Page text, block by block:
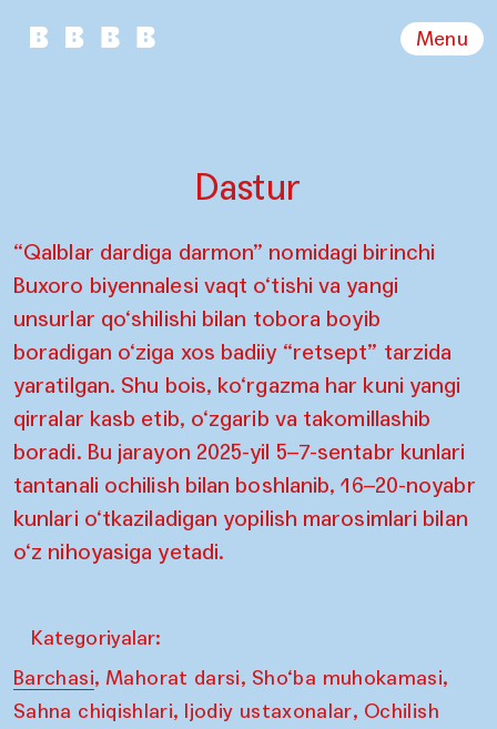
Menu
Dastur
“Qalblar dardiga darmon” nomidagi birinchi
Buxoro biyennalesi vaqt o‘tishi va yangi
unsurlar qo‘shilishi bilan tobora boyib
boradigan o‘ziga xos badiiy “retsept” tarzida
yaratilgan. Shu bois, ko‘rgazma har kuni yangi
qirralar kasb etib, o‘zgarib va takomillashib
boradi. Bu jarayon 2025-yil 5–7-sentabr kunlari
tantanali ochilish bilan boshlanib, 16–20-noyabr
kunlari o‘tkaziladigan yopilish marosimlari bilan
o‘z nihoyasiga yetadi.
Kategoriyalar:
Barchasi, Mahorat darsi, Sho‘ba muhokamasi,
Sahna chiqishlari, Ijodiy ustaxonalar, Ochilish